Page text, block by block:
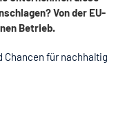
Von der EU-
Betrieb.
Chancen für nachhaltig